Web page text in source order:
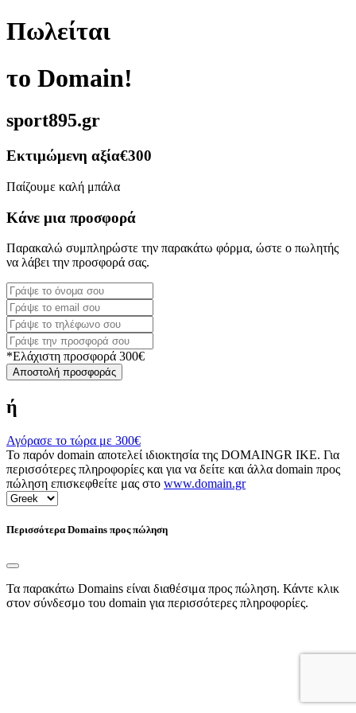
Πωλείται
το Domain!
sport895.gr
Εκτιμώμενη αξία€300
Παίζουμε καλή μπάλα
Κάνε μια προσφορά
Παρακαλώ συμπληρώστε την παρακάτω φόρμα, ώστε ο πωλητής
να λάβει την προσφορά σας.
*Ελάχιστη προσφορά 300€
Αποστολή προσφοράς
ή
Αγόρασε το τώρα με 300€
Το παρόν domain αποτελεί ιδιοκτησία της DOMAINGR ΙΚΕ. Για
περισσότερες πληροφορίες και για να δείτε και άλλα domain προς
πώληση επισκεφθείτε μας στο www.domain.gr
Περισσότερα Domains προς πώληση
Τα παρακάτω Domains είναι διαθέσιμα προς πώληση. Κάντε κλικ
στον σύνδεσμο του domain για περισσότερες πληροφορίες.